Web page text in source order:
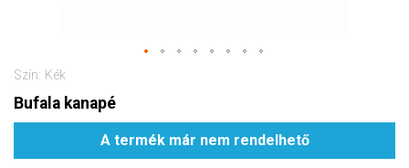
Szín: Kék
Bufala kanapé
A termék már nem rendelhető